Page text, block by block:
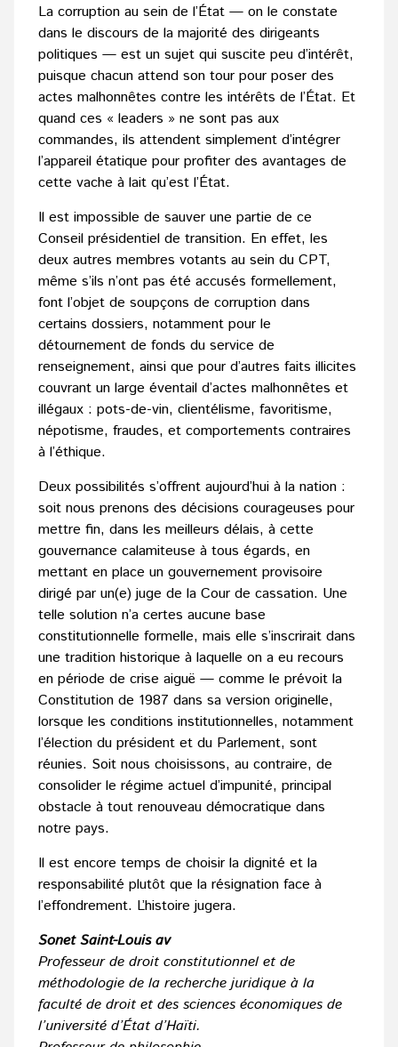
La corruption au sein de l’État — on le constate
dans le discours de la majorité des dirigeants
politiques — est un sujet qui suscite peu d’intérêt,
puisque chacun attend son tour pour poser des
actes malhonnêtes contre les intérêts de l’État. Et
quand ces « leaders » ne sont pas aux
commandes, ils attendent simplement d’intégrer
l’appareil étatique pour profiter des avantages de
cette vache à lait qu’est l’État.
Il est impossible de sauver une partie de ce
Conseil présidentiel de transition. En effet, les
deux autres membres votants au sein du CPT,
même s’ils n’ont pas été accusés formellement,
font l’objet de soupçons de corruption dans
certains dossiers, notamment pour le
détournement de fonds du service de
renseignement, ainsi que pour d’autres faits illicites
couvrant un large éventail d’actes malhonnêtes et
illégaux : pots-de-vin, clientélisme, favoritisme,
népotisme, fraudes, et comportements contraires
à l’éthique.
Deux possibilités s’offrent aujourd’hui à la nation :
soit nous prenons des décisions courageuses pour
mettre fin, dans les meilleurs délais, à cette
gouvernance calamiteuse à tous égards, en
mettant en place un gouvernement provisoire
dirigé par un(e) juge de la Cour de cassation. Une
telle solution n’a certes aucune base
constitutionnelle formelle, mais elle s’inscrirait dans
une tradition historique à laquelle on a eu recours
en période de crise aiguë — comme le prévoit la
Constitution de 1987 dans sa version originelle,
lorsque les conditions institutionnelles, notamment
l’élection du président et du Parlement, sont
réunies. Soit nous choisissons, au contraire, de
consolider le régime actuel d’impunité, principal
obstacle à tout renouveau démocratique dans
notre pays.
Il est encore temps de choisir la dignité et la
responsabilité plutôt que la résignation face à
l’effondrement. L’histoire jugera.
Sonet Saint-Louis av
Professeur de droit constitutionnel et de
méthodologie de la recherche juridique à la
faculté de droit et des sciences économiques de
l’université d’État d’Haïti.